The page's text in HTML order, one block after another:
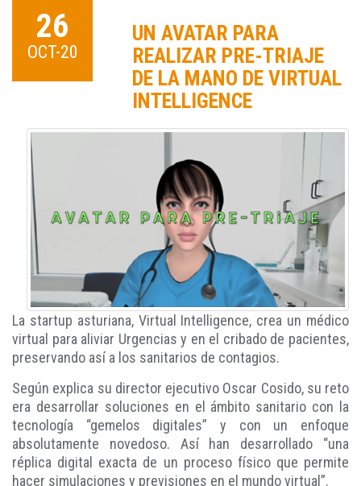
26
OCT-20
UN AVATAR PARA
REALIZAR PRE-TRIAJE
DE LA MANO DE VIRTUAL
INTELLIGENCE
La startup asturiana, Virtual Intelligence, crea un médico
virtual para aliviar Urgencias y en el cribado de pacientes,
preservando así a los sanitarios de contagios.
Según explica su director ejecutivo Oscar Cosido, su reto
era desarrollar soluciones en el ámbito sanitario con la
tecnología “gemelos digitales” y con un enfoque
absolutamente novedoso. Así han desarrollado “una
réplica digital exacta de un proceso físico que permite
hacer simulaciones y previsiones en el mundo virtual”.